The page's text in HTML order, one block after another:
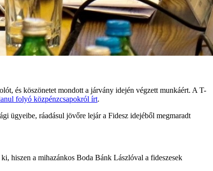
és köszönetet mondott a járvány idején végzett munkáért. A T-
folyó közpénzcsapokról írt.
ügyeibe, ráadásul jövőre lejár a Fidesz idejéből megmaradt
hiszen a mihazánkos Boda Bánk Lászlóval a fideszesek